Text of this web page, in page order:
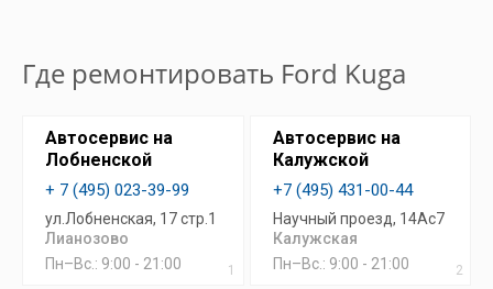
Где ремонтировать Ford Kuga
1
Автосервис на
Лобненской
+ 7 (495) 023-39-99
ул.Лобненская, 17 стр.1
Лианозово
Пн–Вс.: 9:00 - 21:00
2
Автосервис на
Калужской
+7 (495) 431-00-44
Научный проезд, 14Ас7
Калужская
Пн–Вс.: 9:00 - 21:00